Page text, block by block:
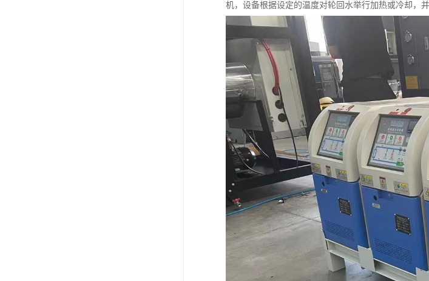
机，设备根据设定的温度对轮回水举行加热或冷却，